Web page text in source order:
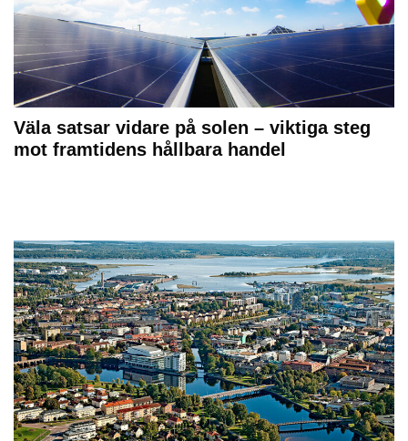
Väla satsar vidare på solen – viktiga steg
mot framtidens hållbara handel